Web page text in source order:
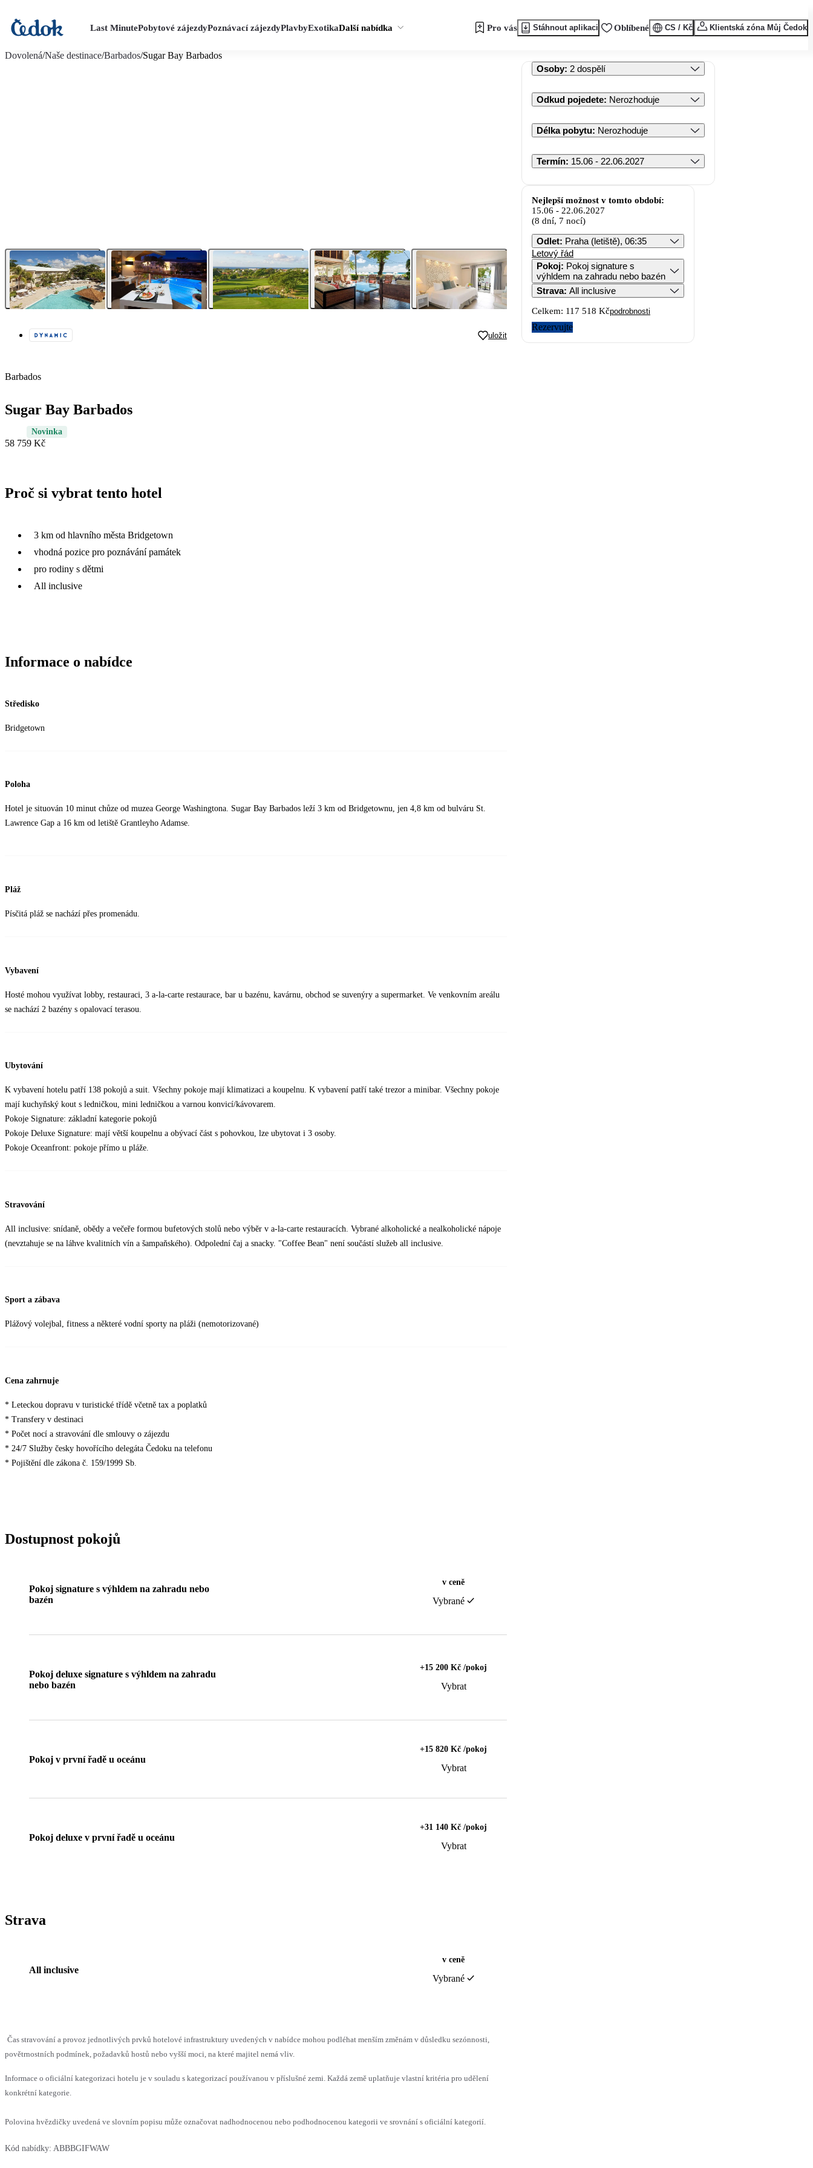
Last MinutePobytové zájezdyPoznávací zájezdyPlavbyExotikaDalší nabídka Pro vás Stáhnout aplikaci Oblíbené CS / Kč Klientská zóna Můj Čedok
Dovolená/Naše destinace/Barbados/Sugar Bay Barbados
uložit
Barbados
Sugar Bay Barbados
Novinka
58 759 Kč
Proč si vybrat tento hotel
3 km od hlavního města Bridgetown
vhodná pozice pro poznávání památek
pro rodiny s dětmi
All inclusive
Informace o nabídce
Středisko
Bridgetown
Poloha
Hotel je situován 10 minut chůze od muzea George Washingtona. Sugar Bay Barbados leží 3 km od Bridgetownu, jen 4,8 km od bulváru St.
Lawrence Gap a 16 km od letiště Grantleyho Adamse.
Pláž
Písčitá pláž se nachází přes promenádu.
Vybavení
Hosté mohou využívat lobby, restauraci, 3 a-la-carte restaurace, bar u bazénu, kavárnu, obchod se suvenýry a supermarket. Ve venkovním areálu
se nachází 2 bazény s opalovací terasou.
Ubytování
K vybavení hotelu patří 138 pokojů a suit. Všechny pokoje mají klimatizaci a koupelnu. K vybavení patří také trezor a minibar. Všechny pokoje
mají kuchyňský kout s ledničkou, mini ledničkou a varnou konvicí/kávovarem.
Pokoje Signature: základní kategorie pokojů
Pokoje Deluxe Signature: mají větší koupelnu a obývací část s pohovkou, lze ubytovat i 3 osoby.
Pokoje Oceanfront: pokoje přímo u pláže.
Stravování
All inclusive: snídaně, obědy a večeře formou bufetových stolů nebo výběr v a-la-carte restauracích. Vybrané alkoholické a nealkoholické nápoje
(nevztahuje se na láhve kvalitních vín a šampaňského). Odpolední čaj a snacky. "Coffee Bean" není součástí služeb all inclusive.
Sport a zábava
Plážový volejbal, fitness a některé vodní sporty na pláži (nemotorizované)
Cena zahrnuje
* Leteckou dopravu v turistické třídě včetně tax a poplatků
* Transfery v destinaci
* Počet nocí a stravování dle smlouvy o zájezdu
* 24/7 Služby česky hovořícího delegáta Čedoku na telefonu
* Pojištění dle zákona č. 159/1999 Sb.
Dostupnost pokojů
Pokoj signature s výhldem na zahradu nebo
bazén
v ceně
Vybrané
Pokoj deluxe signature s výhldem na zahradu
nebo bazén
+15 200 Kč /pokoj
Vybrat
Pokoj v první řadě u oceánu
+15 820 Kč /pokoj
Vybrat
Pokoj deluxe v první řadě u oceánu
+31 140 Kč /pokoj
Vybrat
Strava
All inclusive
v ceně
Vybrané
Čas stravování a provoz jednotlivých prvků hotelové infrastruktury uvedených v nabídce mohou podléhat menším změnám v důsledku sezónnosti,
povětrnostních podmínek, požadavků hostů nebo vyšší moci, na které majitel nemá vliv.
Informace o oficiální kategorizaci hotelu je v souladu s kategorizací používanou v příslušné zemi. Každá země uplatňuje vlastní kritéria pro udělení
konkrétní kategorie.
Polovina hvězdičky uvedená ve slovním popisu může označovat nadhodnocenou nebo podhodnocenou kategorii ve srovnání s oficiální kategorií.
Kód nabídky: ABBBGIFWAW
Osoby: 2 dospělí
Odkud pojedete: Nerozhoduje
Délka pobytu: Nerozhoduje
Termín: 15.06 - 22.06.2027
Nejlepší možnost v tomto období:
15.06 - 22.06.2027
(8 dní, 7 nocí)
Odlet: Praha (letiště), 06:35
Letový řád
Pokoj: Pokoj signature s
výhldem na zahradu nebo bazén
Strava: All inclusive
Celkem: 117 518 Kčpodrobnosti
Rezervujte